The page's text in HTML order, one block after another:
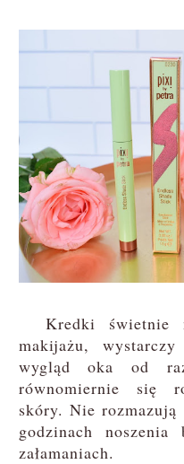
Kredki świetnie
makijażu,
wygląd oka od
równomiernie się
skóry. Nie
godzinach
załamaniach.